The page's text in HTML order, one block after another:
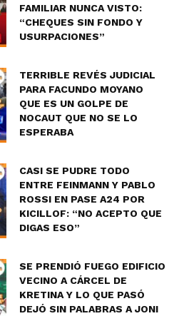
FAMILIAR NUNCA VISTO:
“CHEQUES SIN FONDO Y
USURPACIONES”
TERRIBLE REVÉS JUDICIAL
PARA FACUNDO MOYANO
QUE ES UN GOLPE DE
NOCAUT QUE NO SE LO
ESPERABA
CASI SE PUDRE TODO
ENTRE FEINMANN Y PABLO
ROSSI EN PASE A24 POR
KICILLOF: “NO ACEPTO QUE
DIGAS ESO”
SE PRENDIÓ FUEGO EDIFICIO
VECINO A CÁRCEL DE
KRETINA Y LO QUE PASÓ
DEJÓ SIN PALABRAS A JONI